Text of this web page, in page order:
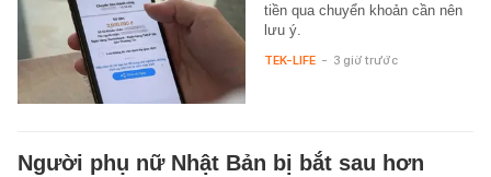
tiền qua chuyển khoản cần nên
lưu ý.
TEK-LIFE - 3 giờ trước
Người phụ nữ Nhật Bản bị bắt sau hơn